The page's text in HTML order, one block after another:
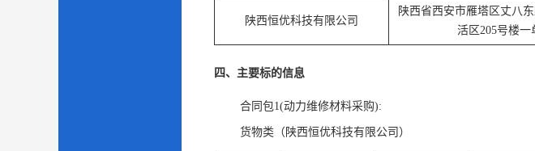
陕西恒优科技有限公司
陕西省西安市雁塔区丈八
活区205号楼一
四、主要标的信息
合同包1(动力维修材料采购):
货物类（陕西恒优科技有限公司）